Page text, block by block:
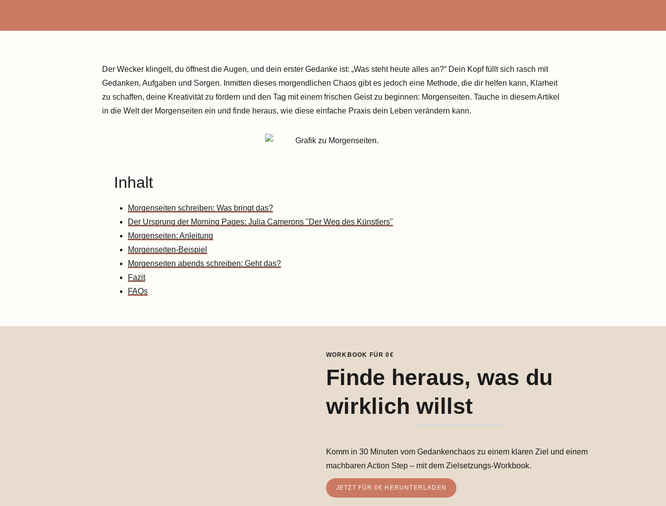
Der Wecker klingelt, du öffnest die Augen, und dein erster Gedanke ist: „Was steht heute alles an?“ Dein Kopf füllt sich rasch mit
Gedanken, Aufgaben und Sorgen. Inmitten dieses morgendlichen Chaos gibt es jedoch eine Methode, die dir helfen kann, Klarheit
zu schaffen, deine Kreativität zu fördern und den Tag mit einem frischen Geist zu beginnen: Morgenseiten. Tauche in diesem Artikel
in die Welt der Morgenseiten ein und finde heraus, wie diese einfache Praxis dein Leben verändern kann.
Inhalt
Morgenseiten schreiben: Was bringt das?
Der Ursprung der Morning Pages: Julia Camerons "Der Weg des Künstlers"
Morgenseiten: Anleitung
Morgenseiten-Beispiel
Morgenseiten abends schreiben: Geht das?
Fazit
FAQs
WORKBOOK FÜR 0€
Finde heraus, was du
wirklich willst
Komm in 30 Minuten vom Gedankenchaos zu einem klaren Ziel und einem
machbaren Action Step – mit dem Zielsetzungs-Workbook.
JETZT FÜR 0€ HERUNTERLADEN